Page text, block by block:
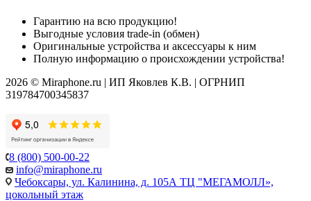
Гарантию на всю продукцию!
Выгодные условия trade-in (обмен)
Оригинальные устройства и аксессуары к ним
Полную информацию о происхождении устройства!
2026 © Miraphone.ru | ИП Яковлев К.В. | ОГРНИП
319784700345837
8 (800) 500-00-22
info@miraphone.ru
Чебоксары, ул. Калинина, д. 105А ТЦ "МЕГАМОЛЛ»,
цокольный этаж